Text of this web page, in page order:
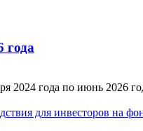
года
2024 года по июнь 2026